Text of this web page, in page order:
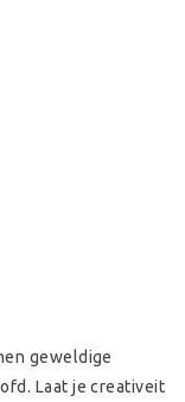
geweldige
Laat je creativeit